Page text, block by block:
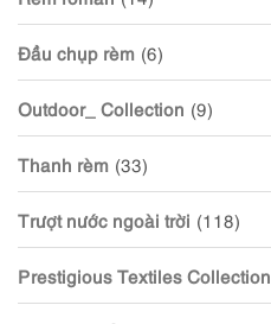
Đầu chụp rèm (6)
Outdoor_ Collection (9)
Thanh rèm (33)
Trượt nước ngoài trời (118)
Prestigious Textiles Collection